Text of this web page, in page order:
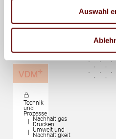
Auswahl
Das könnte Sie
interessieren
Technik
und
Prozesse
Nachhaltiges
Drucken
Umwelt und
Nachhaltigkeit